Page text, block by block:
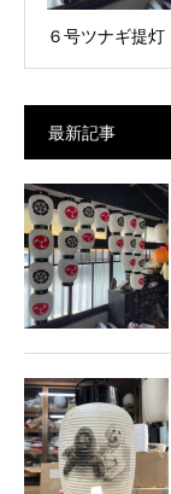
６号ツナギ提灯
最新記事